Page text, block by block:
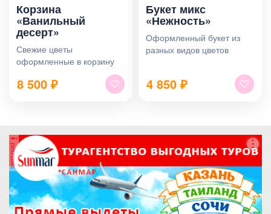
Корзина
«Ванильный
десерт»
Свежие цветы
оформленные в корзину
8 500 ₽
Букет микс
«Нежность»
Оформленный букет из
разных видов цветов
4 850 ₽
реклама